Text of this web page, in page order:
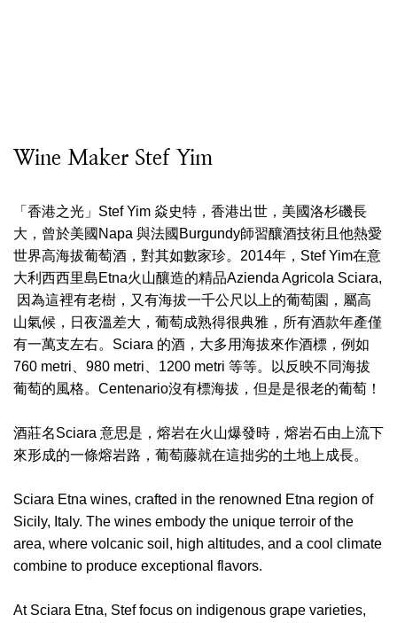
Wine Maker Stef Yim
「香港之光」Stef Yim 焱史特，香港出世，美國洛杉磯長
大，曾於美國Napa 與法國Burgundy師習釀酒技術且他熱愛
世界高海拔葡萄酒，對其如數家珍。2014年，Stef Yim在意
大利西西里島Etna火山釀造的精品Azienda Agricola Sciara,
因為這裡有老樹，又有海拔一千公尺以上的葡萄園，屬高
山氣候，日夜溫差大，葡萄成熟得很典雅，所有酒款年產僅
有一萬支左右。Sciara 的酒，大多用海拔來作酒標，例如
760 metri、980 metri、1200 metri 等等。以反映不同海拔
葡萄的風格。Centenario沒有標海拔，但是是很老的葡萄！
酒莊名Sciara 意思是，熔岩在火山爆發時，熔岩石由上流下
來形成的一條熔岩路，葡萄藤就在這拙劣的土地上成長。
Sciara Etna wines, crafted in the renowned Etna region of
Sicily, Italy. The wines embody the unique terroir of the
area, where volcanic soil, high altitudes, and a cool climate
combine to produce exceptional flavors.
At Sciara Etna, Stef focus on indigenous grape varieties,